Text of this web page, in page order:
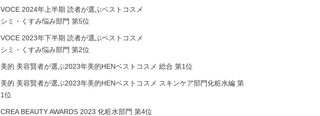
VOCE 2024年上半期 読者が選ぶベストコスメ
シミ・くすみ悩み部門 第5位
VOCE 2023年下半期 読者が選ぶベストコスメ
シミ・くすみ悩み部門 第2位
美的 美容賢者が選ぶ2023年美的HENベストコスメ 総合 第1位
美的 美容賢者が選ぶ2023年美的HENベストコスメ スキンケア部門化粧水編 第
1位
CREA BEAUTY AWARDS 2023 化粧水部門 第4位